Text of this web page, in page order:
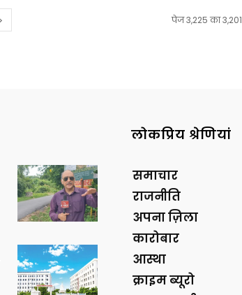
पेज 3,225 का 3,201
लोकप्रिय श्रेणियां
समाचार
राजनीति
अपना ज़िला
कारोबार
आस्था
क्राइम ब्यूरो